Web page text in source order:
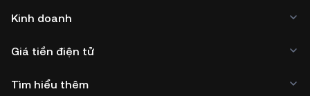
Kinh doanh
Giá tiền điện tử
Tìm hiểu thêm